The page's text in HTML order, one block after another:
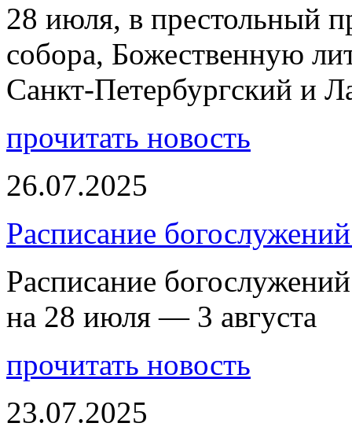
28 июля, в престольный
собора, Божественную
Санкт-Петербургский и
прочитать новость
26.07.2025
Расписание
Расписание
на 28 июля — 3 августа
прочитать новость
23.07.2025